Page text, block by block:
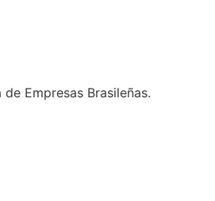
Empresas Brasileñas.